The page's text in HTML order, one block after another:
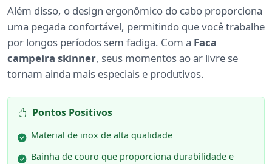
Além disso, o design ergonômico do cabo proporciona
uma pegada confortável, permitindo que você trabalhe
por longos períodos sem fadiga. Com a Faca
campeira skinner, seus momentos ao ar livre se
tornam ainda mais especiais e produtivos.
Pontos Positivos
Material de inox de alta qualidade
Bainha de couro que proporciona durabilidade e